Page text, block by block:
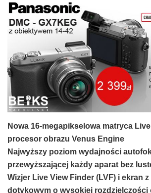
Nowa 16-megapikselowa matryca
procesor obrazu Venus Engine
Najwyższy poziom wydajności
przewyższającej każdy aparat bez
Wizjer Live View Finder (LVF) i ekran
dotykowym o wysokiej rozdzielczości